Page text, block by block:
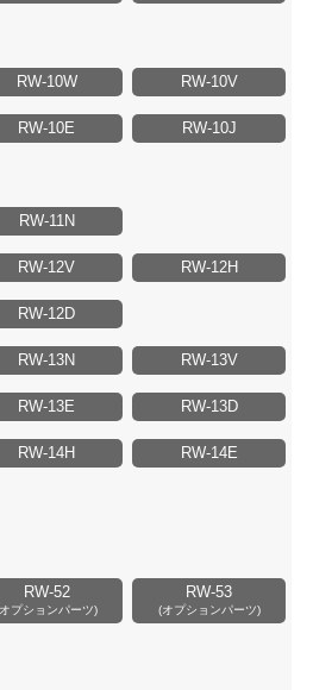
RW-10W RW-10V
RW-10E RW-10J
RW-11N
RW-12V RW-12H
RW-12D
RW-13N RW-13V
RW-13E RW-13D
RW-14H RW-14E
RW-52
プションパーツ)
RW-53
(オプションパーツ)